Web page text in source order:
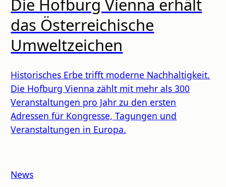
Die Hofburg Vienna erhält
das Österreichische
Umweltzeichen
Historisches Erbe trifft moderne Nachhaltigkeit.
Die Hofburg Vienna zählt mit mehr als 300
Veranstaltungen pro Jahr zu den ersten
Adressen für Kongresse, Tagungen und
Veranstaltungen in Europa.
News